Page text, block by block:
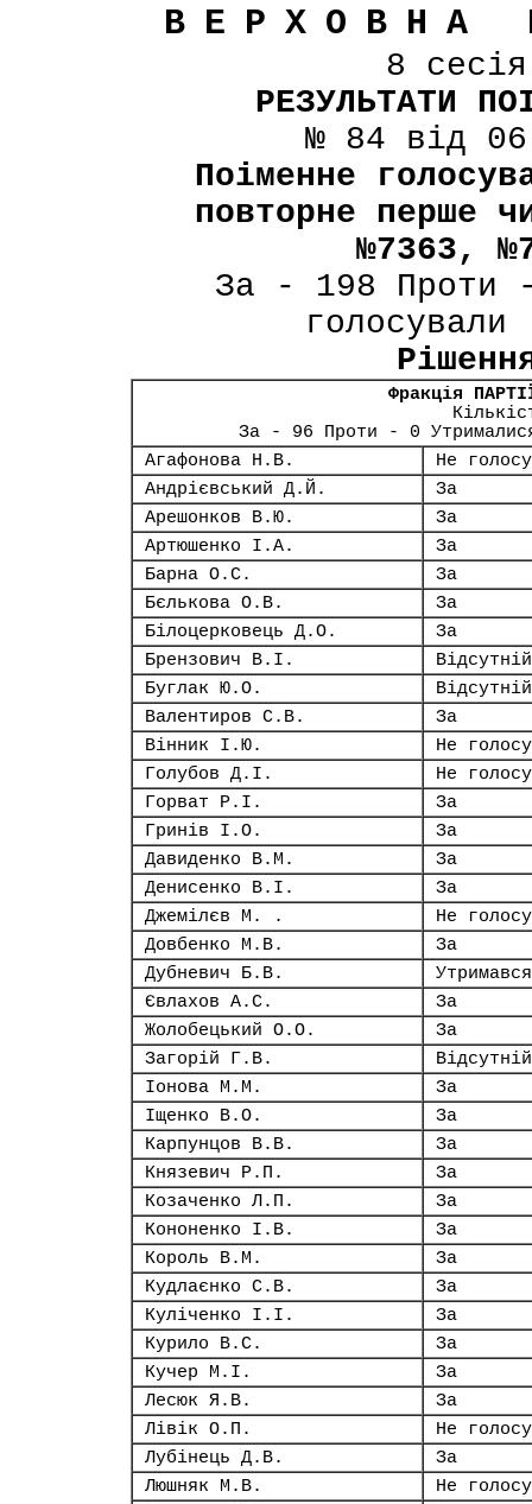
ВЕРХОВНА
8
РЕЗУЛЬТАТИ
№ 84 від
Поіменне
повторне перше
№7363,
За - 198 Проти
Фракція
За - 96 Проти - 0
Агафонова Н.В.
Не
Андрієвський Д.Й.
За
Арешонков В.Ю.
За
Артюшенко І.А.
За
Барна О.С.
За
Бєлькова О.В.
За
Білоцерковець Д.О.
За
Брензович В.І.
Відсутній
Буглак Ю.О.
Відсутній
Валентиров С.В.
За
Вінник І.Ю.
Не
Голубов Д.І.
Не
Горват Р.І.
За
Гринів І.О.
За
Давиденко В.М.
За
Денисенко В.І.
За
Джемілєв М. .
Не
Довбенко М.В.
За
Дубневич Б.В.
Утримався
Євлахов А.С.
За
Жолобецький О.О.
За
Загорій Г.В.
Відсутній
Іонова М.М.
За
Іщенко В.О.
За
Карпунцов В.В.
За
Князевич Р.П.
За
Козаченко Л.П.
За
Кононенко І.В.
За
Король В.М.
За
Кудлаєнко С.В.
За
Куліченко І.І.
За
Курило В.С.
За
Кучер М.І.
За
Лесюк Я.В.
За
Лівік О.П.
Не
Лубінець Д.В.
За
Люшняк М.В.
Не